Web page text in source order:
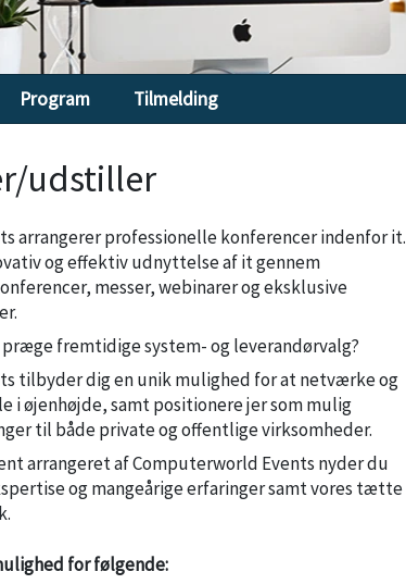
Program Tilmelding
udstiller
arrangerer professionelle konferencer indenfor it.
og effektiv udnyttelse af it gennem
messer, webinarer og eksklusive
fremtidige system- og leverandørvalg?
tilbyder dig en unik mulighed for at netværke og
i øjenhøjde, samt positionere jer som mulig
til både private og offentlige virksomheder.
arrangeret af Computerworld Events nyder du
og mangeårige erfaringer samt vores tætte
for følgende: